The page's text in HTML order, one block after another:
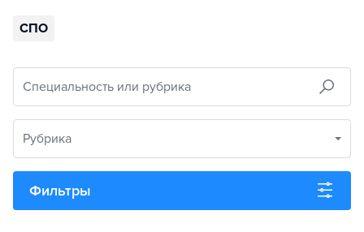
СПО
Специальность или рубрика
Рубрика
Фильтры